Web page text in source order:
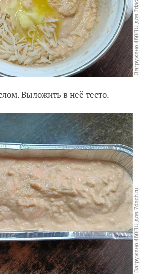
Выложить в неё тесто.